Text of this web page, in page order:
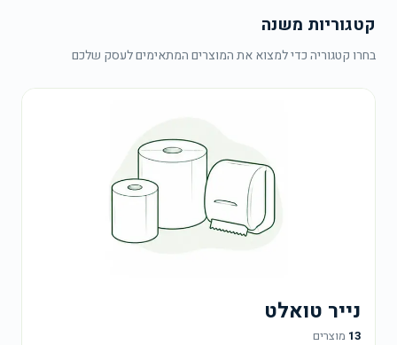
בטקסט
הבקשה.
קטגוריות משנה
בחרו קטגוריה כדי למצוא את המוצרים המתאימים לעסק שלכם
נייר טואלט
13 מוצרים